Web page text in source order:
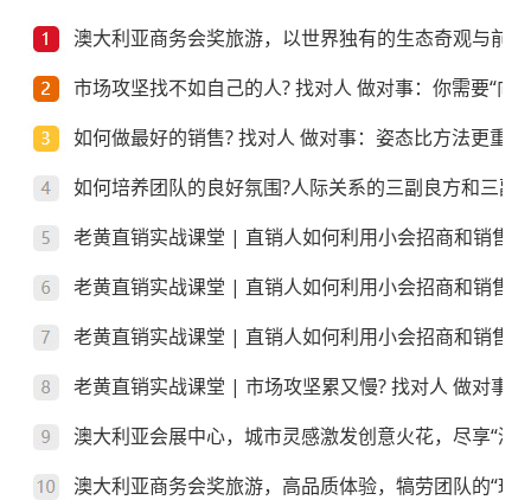
澳大利亚商务会奖旅游，以世界独有的生态奇观与前
市场攻坚找不如自己的人? 找对人 做对事：你需要“向
如何做最好的销售? 找对人 做对事：姿态比方法更重要!
如何培养团队的良好氛围?人际关系的三副良方和三副
老黄直销实战课堂 | 直销人如何利用小会招商和销售
老黄直销实战课堂 | 直销人如何利用小会招商和销售
老黄直销实战课堂 | 直销人如何利用小会招商和销售
老黄直销实战课堂 | 市场攻坚累又慢? 找对人 做对事
澳大利亚会展中心，城市灵感激发创意火花，尽享“澳”
澳大利亚商务会奖旅游，高品质体验，犒劳团队的“玩”